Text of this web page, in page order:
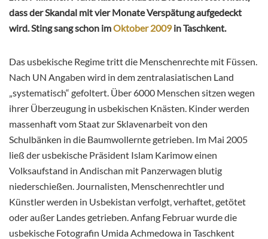
dass der Skandal mit vier Monate Verspätung aufgedeckt
wird. Sting sang schon imOktober 2009in Taschkent.
Das usbekische Regime tritt die Menschenrechte mit Füssen.
Nach UN Angaben wird in dem zentralasiatischen Land
„systematisch“ gefoltert. Über 6000 Menschen sitzen wegen
ihrer Überzeugung in usbekischen Knästen. Kinder werden
massenhaft vom Staat zur Sklavenarbeit von den
Schulbänken in die Baumwollernte getrieben. Im Mai 2005
ließ der usbekische Präsident Islam Karimow einen
Volksaufstand in Andischan mit Panzerwagen blutig
niederschießen. Journalisten, Menschenrechtler und
Künstler werden in Usbekistan verfolgt, verhaftet, getötet
oder außer Landes getrieben. Anfang Februar wurde die
usbekische Fotografin Umida Achmedowa in Taschkent